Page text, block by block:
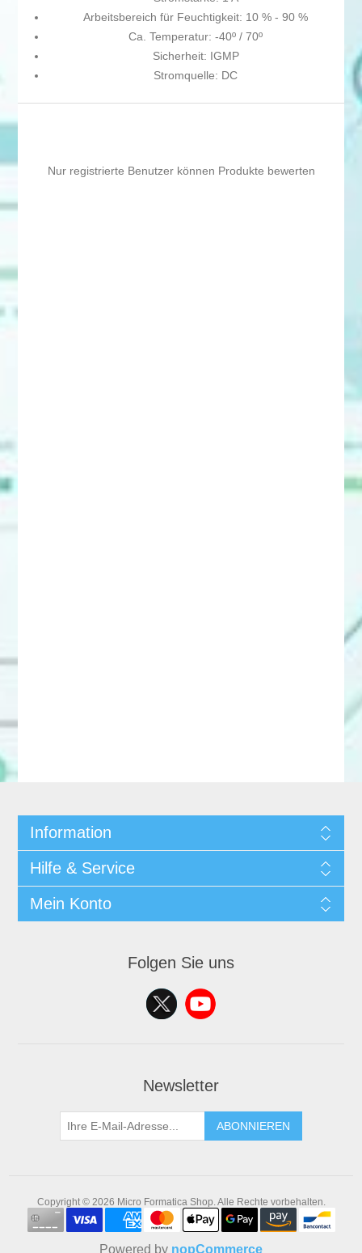
Arbeitsbereich für Feuchtigkeit: 10 % - 90 %
Ca. Temperatur: -40º / 70º
Sicherheit: IGMP
Stromquelle: DC
Nur registrierte Benutzer können Produkte bewerten
Information
Hilfe & Service
Mein Konto
Folgen Sie uns
Newsletter
ABONNIEREN
Copyright © 2026 Micro Formatica Shop. Alle Rechte vorbehalten.
Powered by nopCommerce